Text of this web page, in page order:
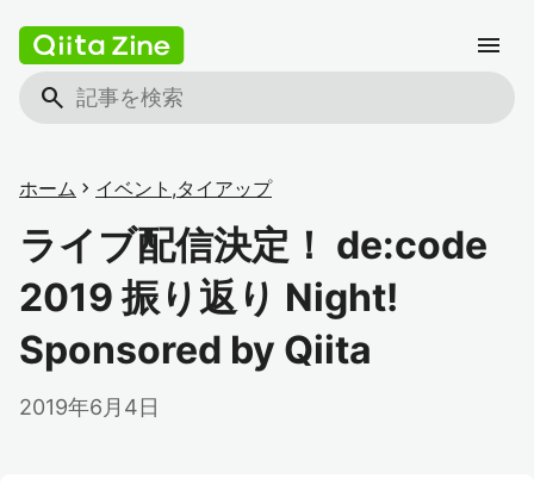
search
menu
ホーム chevron_right イベント ,タイアップ
ライブ配信決定！ de:code
2019 振り返り Night!
Sponsored by Qiita
2019年6月4日